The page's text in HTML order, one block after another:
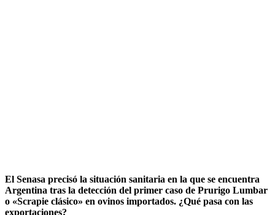
El Senasa precisó la situación sanitaria en la que se encuentra
Argentina tras la detección del primer caso de Prurigo Lumbar
o «Scrapie clásico» en ovinos importados. ¿Qué pasa con las
exportaciones?